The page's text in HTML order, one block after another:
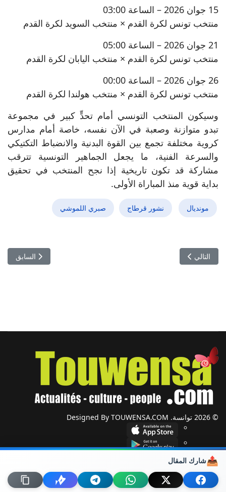
15 جوان 2026 – الساعة 03:00
منتخب تونس لكرة القدم × منتخب السويد لكرة القدم
21 جوان 2026 – الساعة 05:00
منتخب تونس لكرة القدم × منتخب اليابان لكرة القدم
26 جوان 2026 – الساعة 00:00
منتخب تونس لكرة القدم × منتخب هولندا لكرة القدم
وسيكون المنتخب التونسي أمام تحدٍّ كبير في مجموعة
تبدو متوازنة وصعبة في الآن نفسه، خاصة أمام مدارس
كروية مختلفة تجمع بين القوة البدنية والانضباط التكتيكي
والسرعة الفنية، ما يجعل الجماهير التونسية تترقب
مشاركة قد تكون تاريخية إذا نجح المنتخب في تحقيق
بداية قوية منذ المباراة الأولى.
مونديال نشور قرطاج صبري اللموشي
المقال
السابق
المقال التالي: فتيات الإفريقي يواصلن الزحف نحو اللقب ويقصين
التالي
📤شارك المقال
© 2026 توانسة. Designed By TOUWENSA.COM
شؤون دولية أحزاب وجمعيات
حول توانسة